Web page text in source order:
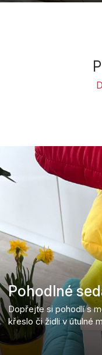
Pohodlné
Dopřejte si pohodlí s
křeslo či židli v útulné